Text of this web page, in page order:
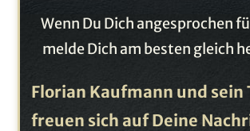
Wenn Du Dich angesprochen
melde Dich am besten gleich
Florian Kaufmann und sein
freuen sich auf Deine